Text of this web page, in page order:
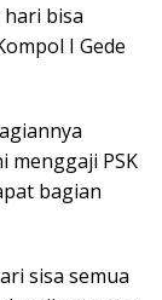
hari bisa
I Gede
menggaji PSK
bagian
sisa semua